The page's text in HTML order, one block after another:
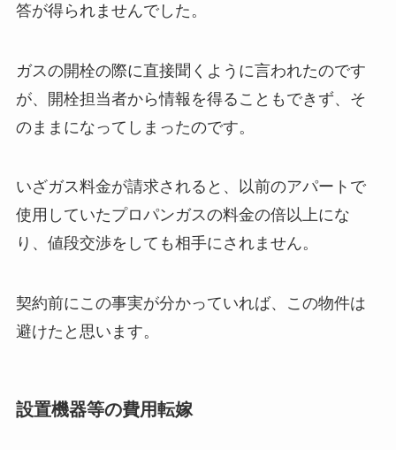
答が得られませんでした。
ガスの開栓の際に直接聞くように言われたのです
が、開栓担当者から情報を得ることもできず、そ
のままになってしまったのです。
いざガス料金が請求されると、以前のアパートで
使用していたプロパンガスの料金の倍以上にな
り、値段交渉をしても相手にされません。
契約前にこの事実が分かっていれば、この物件は
避けたと思います。
設置機器等の費用転嫁